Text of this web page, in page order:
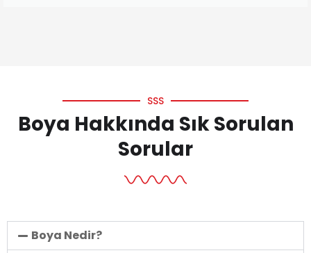
SSS
Boya Hakkında Sık Sorulan
Sorular
Boya Nedir?